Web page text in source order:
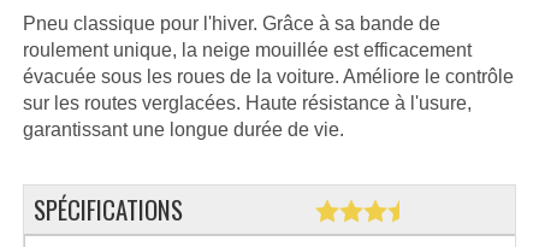
Pneu classique pour l'hiver. Grâce à sa bande de
roulement unique, la neige mouillée est efficacement
évacuée sous les roues de la voiture. Améliore le contrôle
sur les routes verglacées. Haute résistance à l'usure,
garantissant une longue durée de vie.
SPÉCIFICATIONS